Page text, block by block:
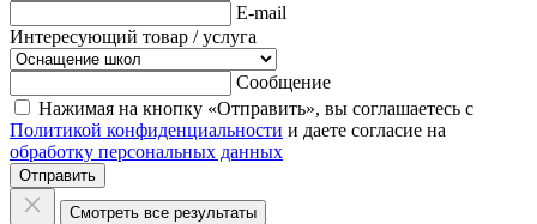
E-mail
Интересующий товар / услуга
Сообщение
Нажимая на кнопку «Отправить», вы соглашаетесь с
Политикой конфиденциальности и даете согласие на
обработку персональных данных
Отправить
Смотреть все результаты